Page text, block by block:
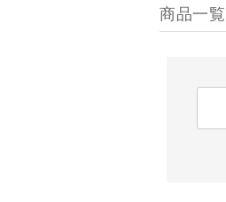
商品一覧